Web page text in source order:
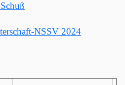
NSSV 2024